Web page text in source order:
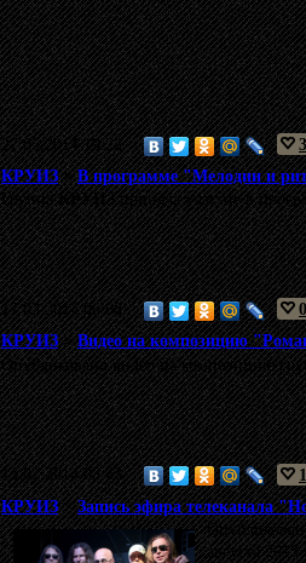
27.05.2014 19:22
3
КРУИЗ>В программе "Мелодии и
ГруппаКРУИЗприняла участие в
17.03.2014 06:08 0
КРУИЗ>Видео на композицию
Опубликовано видео на композицию
13.02.2014 03:43 1
КРУИЗ>Запись эфира телеканала
августа